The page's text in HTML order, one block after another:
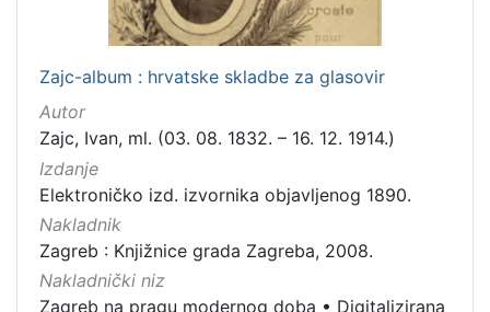
Zajc-album : hrvatske skladbe za glasovir
Autor
Zajc, Ivan, ml. (03. 08. 1832. – 16. 12. 1914.)
Izdanje
Elektroničko izd. izvornika objavljenog 1890.
Nakladnik
Zagreb : Knjižnice grada Zagreba, 2008.
Nakladnički niz
Zagreb na pragu modernog doba • Digitalizirana